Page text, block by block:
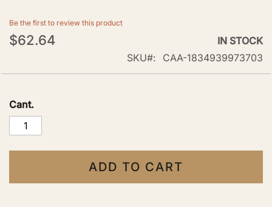
images
gallery
Be the first to review this product
$62.64
IN STOCK
SKU
CAA-1834939973703
Cant.
ADD TO CART